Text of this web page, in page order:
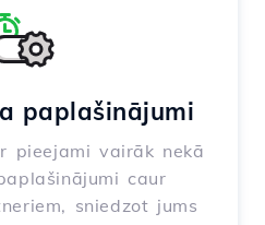
paplašinājumi
pieejami vairāk nekā
caur
sniedzot jums